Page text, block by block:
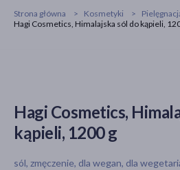
Hit
Strona główna Kosmetyki
Hagi Cosmetics, Himalajska sól do kąpieli,
Hagi Cosmetics,
kąpieli, 1200 g
sól, zmęczenie, dla wegan, dla